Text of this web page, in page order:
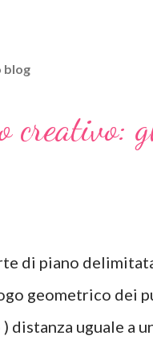
blog
creativo:
di piano
geometrico dei
distanza uguale a